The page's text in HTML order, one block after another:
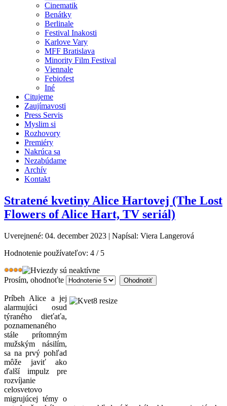
Cinematik
Benátky
Berlinale
Festival Inakosti
Karlove Vary
MFF Bratislava
Minority Film Festival
Viennale
Febiofest
Iné
Citujeme
Zaujímavosti
Press Servis
Myslim si
Rozhovory
Premiéry
Nakrúca sa
Nezabúdame
Archív
Kontakt
Stratené kvetiny Alice Hartovej (The Lost
Flowers of Alice Hart, TV seriál)
Uverejnené: 04. december 2023 | Napísal: Viera Langerová
Hodnotenie používateľov: 4 / 5
Prosím, ohodnoťte
Príbeh Alice a jej
alarmujúci osud
týraného dieťaťa,
poznamenaného
stále prítomným
mužským násilím,
sa na prvý pohľad
môže javiť ako
ďalší impulz pre
rozvíjanie
celosvetovo
migrujúcej témy o